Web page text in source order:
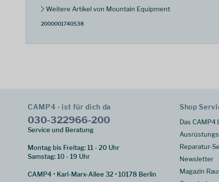
Weitere Artikel von Mountain Equipment
2000001740538
CAMP4 - ist für dich da
030-322966-200
Service und Beratung
Montag bis Freitag: 11 - 20 Uhr
Samstag: 10 - 19 Uhr
CAMP4 • Karl-Marx-Allee 32 • 10178 Berlin
Shop
Das
Reparatur-
Newsletter
Magazin